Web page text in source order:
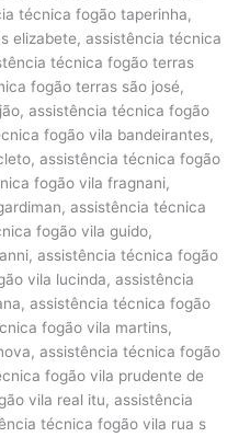
técnica fogão taperinha,
elizabete, assistência técnica
técnica fogão terras
fogão terras são josé,
assistência técnica fogão
fogão vila bandeirantes,
assistência técnica fogão
fogão vila fragnani,
assistência técnica
fogão vila guido,
assistência técnica fogão
vila lucinda, assistência
assistência técnica fogão
fogão vila martins,
assistência técnica fogão
fogão vila prudente de
vila real itu, assistência
técnica fogão vila rua s